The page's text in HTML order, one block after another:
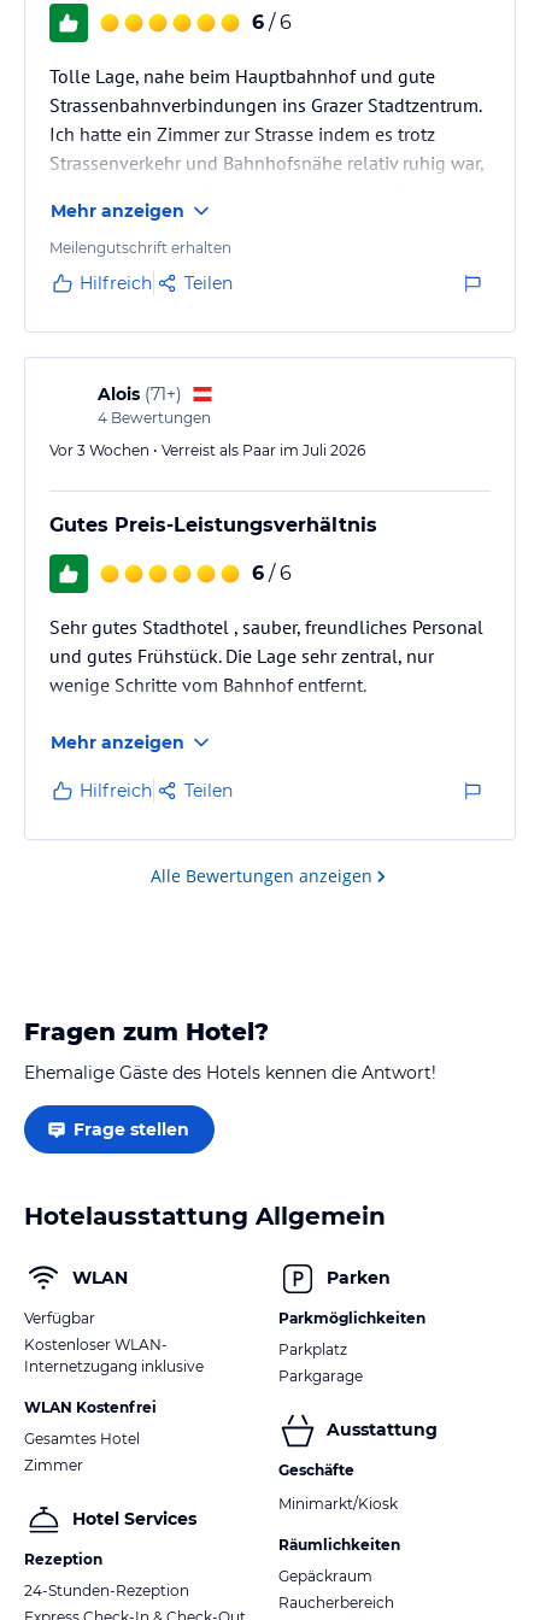
6 / 6
Tolle Lage, nahe beim Hauptbahnhof und gute
Strassenbahnverbindungen ins Grazer Stadtzentrum.
Ich hatte ein Zimmer zur Strasse indem es trotz
Strassenverkehr und Bahnhofsnähe relativ ruhig war,
wenn das Fenster geschlossen hielt.
Sauberes, modernes, geräumiges, neues Zimmer mit
guten Betten.
Föhn welche man während einem Grazer Kurztrip
braucht sind schon mal vorhanden.
Es bestand auch die Möglichkeit Kaffee im Zimmer…
Mehr anzeigen
Meilengutschrift erhalten
Hilfreich Teilen
Alois (71+)
4 Bewertungen
Vor 3 Wochen • Verreist als Paar im Juli 2026
Gutes Preis-Leistungsverhältnis
6 / 6
Sehr gutes Stadthotel , sauber, freundliches Personal
und gutes Frühstück. Die Lage sehr zentral, nur
wenige Schritte vom Bahnhof entfernt.
Mehr anzeigen
Hilfreich Teilen
Alle Bewertungen anzeigen
Fragen zum Hotel?
Ehemalige Gäste des Hotels kennen die Antwort!
Frage stellen
Hotelausstattung Allgemein
WLAN
Verfügbar
Kostenloser WLAN-
Internetzugang inklusive
WLAN Kostenfrei
Gesamtes Hotel
Zimmer
Hotel Services
Rezeption
24-Stunden-Rezeption
Parken
Parkmöglichkeiten
Parkplatz
Parkgarage
Ausstattung
Geschäfte
Minimarkt/Kiosk
Räumlichkeiten
Gepäckraum
Raucherbereich